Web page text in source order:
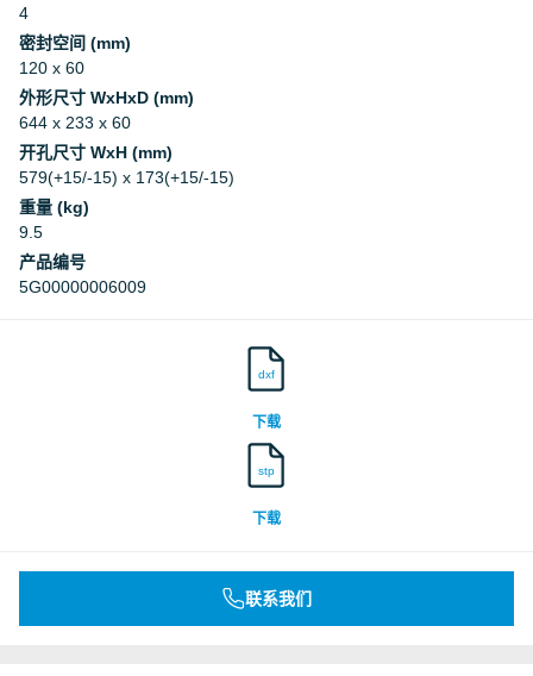
4
密封空间 (mm)
120 x 60
外形尺寸 WxHxD (mm)
644 x 233 x 60
开孔尺寸 WxH (mm)
579(+15/-15) x 173(+15/-15)
重量 (kg)
9.5
产品编号
5G00000006009
dxf
下载
stp
下载
联系我们